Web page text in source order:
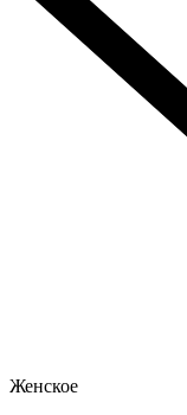
Женское